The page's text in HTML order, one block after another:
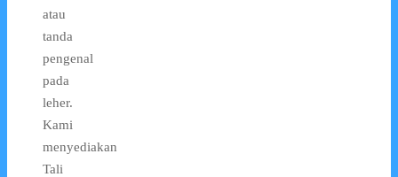
atau
tanda
pengenal
pada
leher.
Kami
menyediakan
Tali